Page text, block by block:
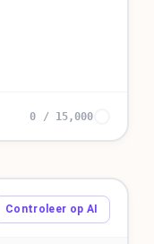
0 / 15,000
Controleer op AI